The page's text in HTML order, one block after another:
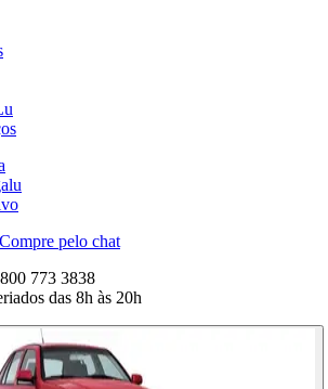
Compre pelo chat
773 3838
das 8h às 20h